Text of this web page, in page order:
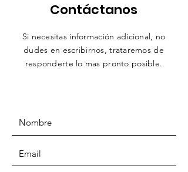
Contáctanos
Si necesitas información adicional, no
dudes en escribirnos,trataremos de
responderte lo mas pronto posible.